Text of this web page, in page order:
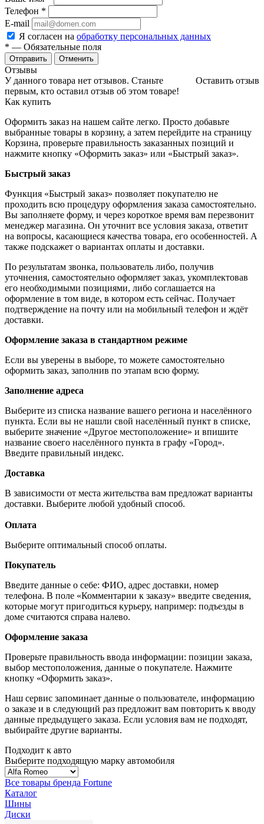
Телефон *
E-mail
Я согласен на обработку персональных данных
* — Обязательные поля
Отменить
Отзывы
Оставить отзыв
У данного товара нет отзывов. Станьте
первым, кто оставил отзыв об этом товаре!
Как купить
Оформить заказ на нашем сайте легко. Просто добавьте
выбранные товары в корзину, а затем перейдите на страницу
Корзина, проверьте правильность заказанных позиций и
нажмите кнопку «Оформить заказ» или «Быстрый заказ».
Быстрый заказ
Функция «Быстрый заказ» позволяет покупателю не
проходить всю процедуру оформления заказа самостоятельно.
Вы заполняете форму, и через короткое время вам перезвонит
менеджер магазина. Он уточнит все условия заказа, ответит
на вопросы, касающиеся качества товара, его особенностей. А
также подскажет о вариантах оплаты и доставки.
По результатам звонка, пользователь либо, получив
уточнения, самостоятельно оформляет заказ, укомплектовав
его необходимыми позициями, либо соглашается на
оформление в том виде, в котором есть сейчас. Получает
подтверждение на почту или на мобильный телефон и ждёт
доставки.
Оформление заказа в стандартном режиме
Если вы уверены в выборе, то можете самостоятельно
оформить заказ, заполнив по этапам всю форму.
Заполнение адреса
Выберите из списка название вашего региона и населённого
пункта. Если вы не нашли свой населённый пункт в списке,
выберите значение «Другое местоположение» и впишите
название своего населённого пункта в графу «Город».
Введите правильный индекс.
Доставка
В зависимости от места жительства вам предложат варианты
доставки. Выберите любой удобный способ.
Оплата
Выберите оптимальный способ оплаты.
Покупатель
Введите данные о себе: ФИО, адрес доставки, номер
телефона. В поле «Комментарии к заказу» введите сведения,
которые могут пригодиться курьеру, например: подъезды в
доме считаются справа налево.
Оформление заказа
Проверьте правильность ввода информации: позиции заказа,
выбор местоположения, данные о покупателе. Нажмите
кнопку «Оформить заказ».
Наш сервис запоминает данные о пользователе, информацию
о заказе и в следующий раз предложит вам повторить к вводу
данные предыдущего заказа. Если условия вам не подходят,
выбирайте другие варианты.
Подходит к авто
Выберите подходящую марку автомобиля
Все товары бренда Fortune
Каталог
Шины
Диски